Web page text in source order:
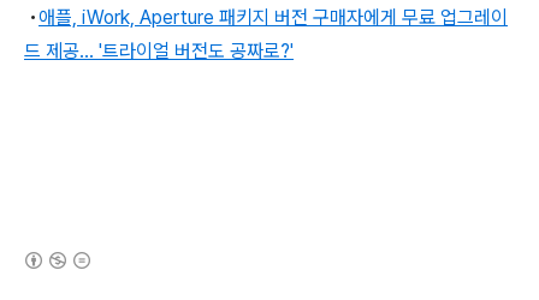
•애플, iWork, Aperture 패키지 버전 구매자에게 무료 업그레이
드 제공… '트라이얼 버전도 공짜로?'